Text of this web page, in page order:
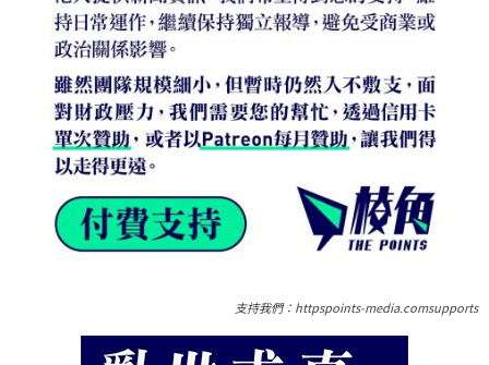
支持我們：httpspoints-media.comsupports